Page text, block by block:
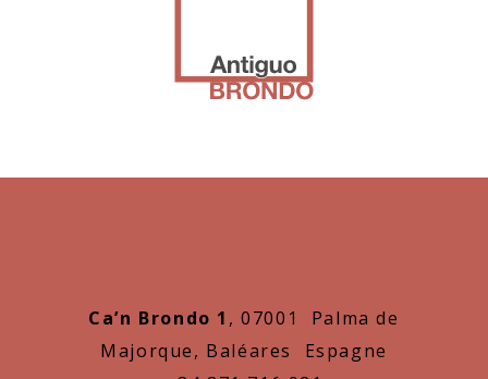
Ca’n Brondo 1 , 07001 Palma de
Majorque, Baléares Espagne